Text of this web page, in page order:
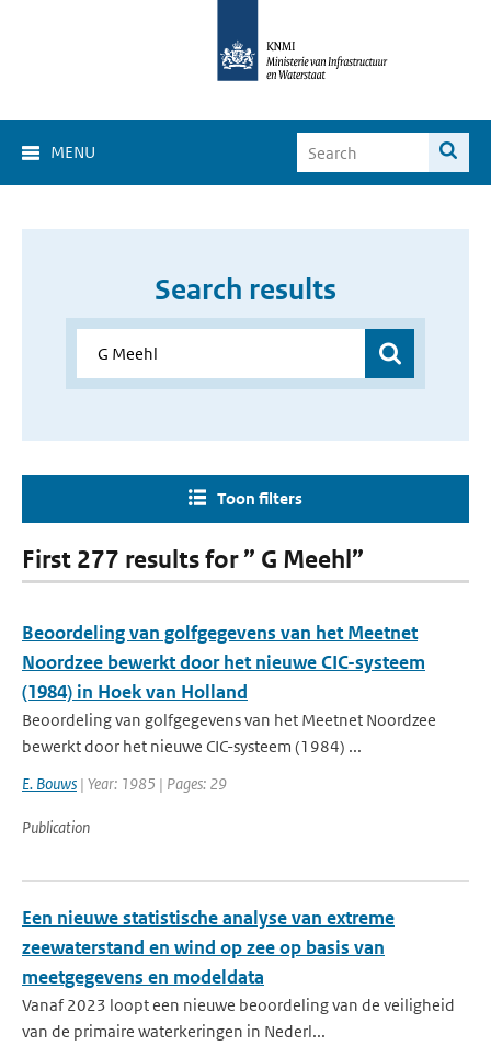
MENU
Search results
Toon filters
First 277 results for ” G Meehl”
Beoordeling van golfgegevens van het Meetnet
Noordzee bewerkt door het nieuwe CIC-systeem
(1984) in Hoek van Holland
Beoordeling van golfgegevens van het Meetnet Noordzee
bewerkt door het nieuwe CIC-systeem (1984) ...
E. Bouws | Year: 1985 | Pages: 29
Publication
Een nieuwe statistische analyse van extreme
zeewaterstand en wind op zee op basis van
meetgegevens en modeldata
Vanaf 2023 loopt een nieuwe beoordeling van de veiligheid
van de primaire waterkeringen in Nederl...